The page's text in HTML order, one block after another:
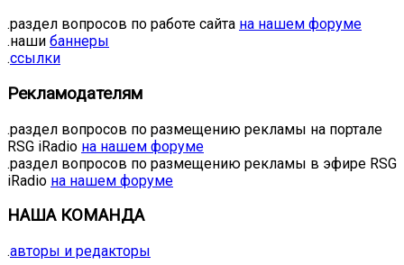
.раздел вопросов по работе сайта на нашем форуме
.наши баннеры
.ссылки
Рекламодателям
.раздел вопросов по размещению рекламы на портале
RSG iRadio на нашем форуме
.раздел вопросов по размещению рекламы в эфире RSG
iRadio на нашем форуме
НАША КОМАНДА
.авторы и редакторы